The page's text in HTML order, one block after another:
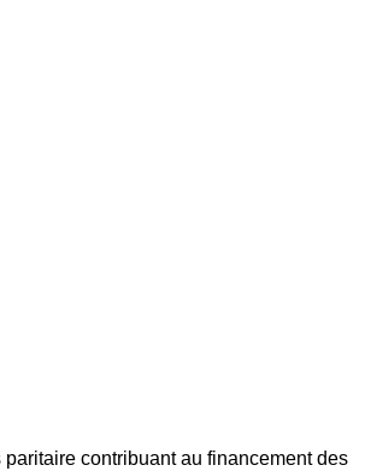
contribuant au financement des